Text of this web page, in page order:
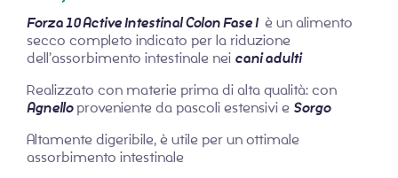
Forza 10 Active Intestinal Colon Fase I è un alimento
secco completo indicato per la riduzione
dell’assorbimento intestinale nei cani adulti
Realizzato con materie prima di alta qualità: con
Agnelloproveniente da pascoli estensivi e Sorgo
Altamente digeribile, è utile per un ottimale
assorbimento intestinale